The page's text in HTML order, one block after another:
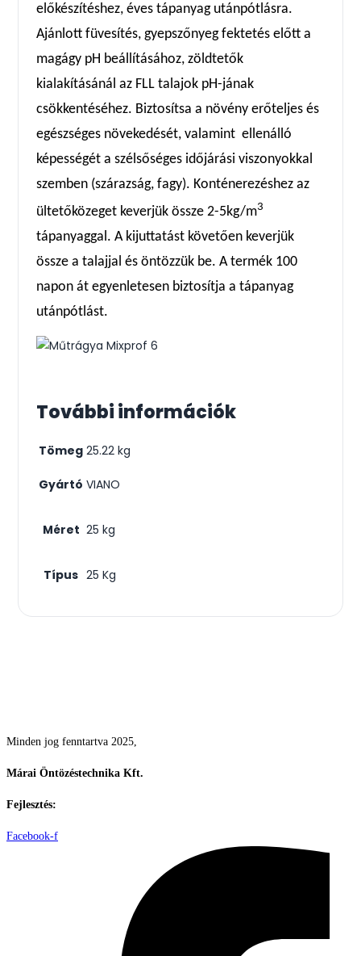
előkészítéshez, éves tápanyag utánpótlásra.
Ajánlott füvesítés, gyepszőnyeg fektetés előtt a
magágy pH beállításához, zöldtetők
kialakításánál az FLL talajok pH-jának
csökkentéséhez. Biztosítsa a növény erőteljes és
egészséges növekedését, valamint ellenálló
képességét a szélsőséges időjárási viszonyokkal
szemben (szárazság, fagy). Konténerezéshez az
ültetőközeget keverjük össze 2-5kg/m3
tápanyaggal. A kijuttatást követően keverjük
össze a talajjal és öntözzük be. A termék 100
napon át egyenletesen biztosítja a tápanyag
utánpótlást.
További információk
Tömeg 25.22 kg
Gyártó VIANO
Méret 25 kg
Típus 25 Kg
Minden jog fenntartva 2025,
Márai Öntözéstechnika Kft.
Fejlesztés:
Facebook-f